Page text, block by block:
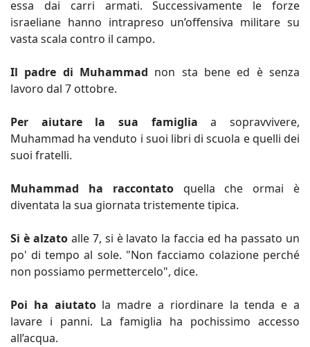
essa dai carri armati. Successivamente le forze
israeliane hanno intrapreso un’offensiva militare su
vasta scala contro il campo.
Il padre di Muhammad non sta bene ed è senza
lavoro dal 7 ottobre.
Per aiutare la sua famiglia a sopravvivere,
Muhammad ha venduto i suoi libri di scuola e quelli dei
suoi fratelli.
Muhammad ha raccontatoquella che ormai è
diventata la sua giornata tristemente tipica.
Si è alzatoalle 7, si è lavato la faccia ed ha passato un
po' di tempo al sole. "Non facciamo colazione perché
non possiamo permettercelo", dice.
Poi ha aiutatola madre a riordinare la tenda e a
lavare i panni. La famiglia ha pochissimo accesso
all’acqua.